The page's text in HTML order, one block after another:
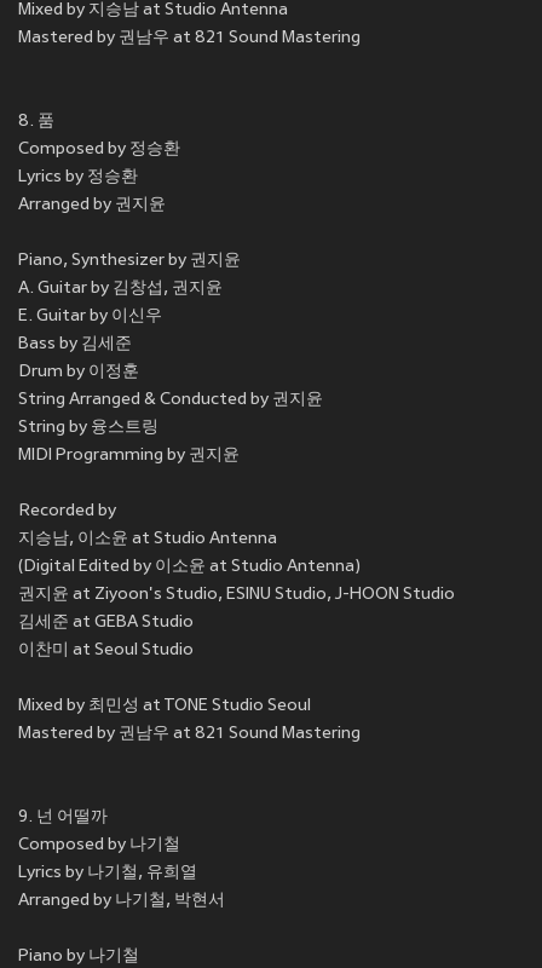
Mixed by 지승남 at Studio Antenna
Mastered by 권남우 at 821 Sound Mastering
8. 품
Composed by 정승환
Lyrics by 정승환
Arranged by 권지윤
Piano, Synthesizer by 권지윤
A. Guitar by 김창섭, 권지윤
E. Guitar by 이신우
Bass by 김세준
Drum by 이정훈
String Arranged & Conducted by 권지윤
String by 융스트링
MIDI Programming by 권지윤
Recorded by
지승남, 이소윤 at Studio Antenna
(Digital Edited by 이소윤 at Studio Antenna)
권지윤 at Ziyoon's Studio, ESINU Studio, J-HOON Studio
김세준 at GEBA Studio
이찬미 at Seoul Studio
Mixed by 최민성 at TONE Studio Seoul
Mastered by 권남우 at 821 Sound Mastering
9. 넌 어떨까
Composed by 나기철
Lyrics by 나기철, 유희열
Arranged by 나기철, 박현서
Piano by 나기철